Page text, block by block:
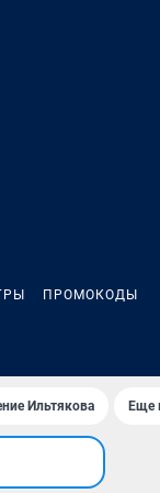
ПРОМОКОДЫ
Ильтякова Еще